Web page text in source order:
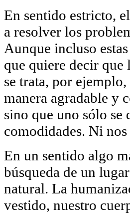
En sentido estricto,
a resolver los
Aunque incluso
que quiere decir
se trata, por
manera agradable y
sino que uno sólo se
comodidades. Ni
En un sentido algo
búsqueda de un
natural. La
vestido, nuestro